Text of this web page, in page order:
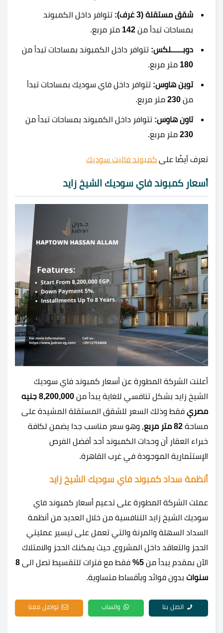
شقق مستقلة (3 غرف):
تتوافر داخل الكمبوند
بمساحات تبدأ من 142 متر مربع.
دوبــــــلكس: تتوافر داخل الكمبوند بمساحات تبدأ من
180 متر مربع.
توين هاوس: تتوافر داخل فاي سوديك بمساحات تبدأ
من 230 متر مربع.
تاون هاوس: تتوافر داخل الكمبوند بمساحات تبدأ من
230 متر مربع.
تعرف أيضًا على كمبوند فاليت سوديك
أسعار كمبوند فاي سوديك الشيخ زايد
أعلنت الشركة المطورة عن أسعار كمبوند فاي سوديك
الشيخ زايد بشكل تنافسي للغاية يبدأ من
8,200,000 جنيه
مصري فقط وذلك السعر للشقق المستقلة المشيدة على
مساحة 82 متر مربع
، وهو سعر مناسب جدا يضمن لكافة
خبراء العقار أن وحدات الكمبوند أحد أفضل الفرص
الإستثمارية الموجودة في غرب القاهرة.
أنظمة سداد كمبوند فاي سوديك الشيخ زايد
عملت الشركة المطورة على تدعيم أسعار كمبوند فاي
سوديك الشيخ زايد التنافسية من خلال العديد من أنظمة
السداد السهلة والمرنة والتي تعمل على تيسير عمليتي
الحجز والتعاقد داخل المشروع، حيث يمكنك الحجز والامتلاك
الآن بمقدم يبدأ من 5% فقط مع فترات للتقسيط تصل الى 8
سنوات بدون فوائد وبأقساط متساوية.
اتصل بنا واتساب تواصل معنا